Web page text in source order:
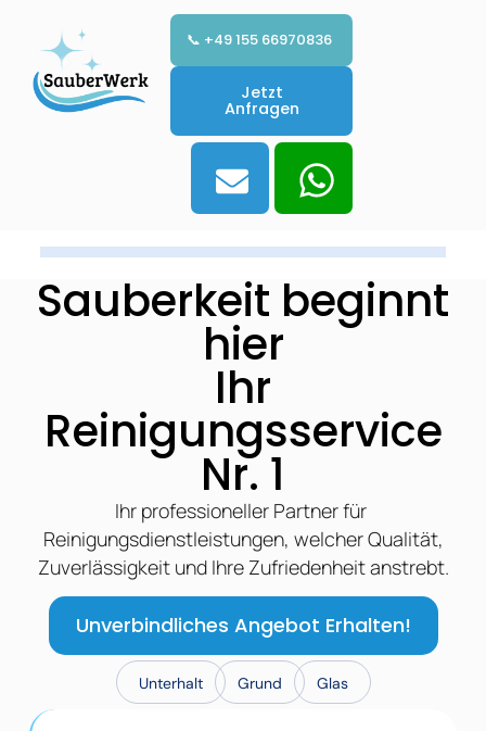
📞 +49 155 66970836
Jetzt
Anfragen
Sauberkeit beginnt
hier
Ihr
Reinigungsservice
Nr. 1
Ihr professioneller Partner für
Reinigungsdienstleistungen, welcher Qualität,
Zuverlässigkeit und Ihre Zufriedenheit anstrebt.
Unverbindliches Angebot Erhalten!
Unterhalt Grund Glas